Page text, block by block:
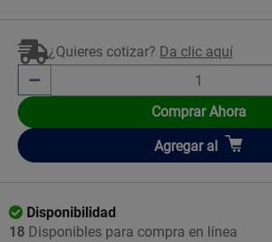
¿Quieres cotizar? Da clic aquí
Comprar Ahora
Añadir
Agregar al
Disponibilidad
18 Disponibles para compra en línea